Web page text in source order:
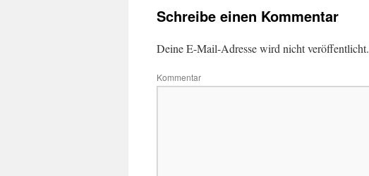
Schreibe einen Kommentar
Deine E-Mail-Adresse wird nicht veröffentlicht.
Kommentar